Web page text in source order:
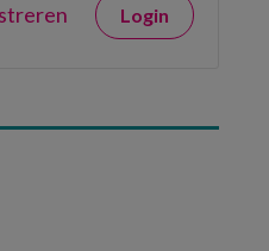
Login